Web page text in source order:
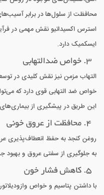
محافظت از سلول‌ها در برابر
استرس اکسیداتیو نقش مهمی در
ایسکمیک دارد.
3. خواص ضدالتهابی
التهاب مزمن نیز نقش کلیدی در
خواص ضد التهابی قوی دارد که
این طریق در پیشگیری از
4. محافظت از عروق خونی
روغن کنجد به حفظ انعطاف‌پذیری
به جلوگیری از سفتی عروق و
5. کاهش فشار خون
با داشتن پتاسیم و خواص